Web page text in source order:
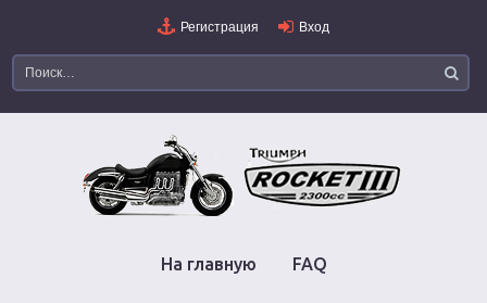
Регистрация Вход
На главную FAQ